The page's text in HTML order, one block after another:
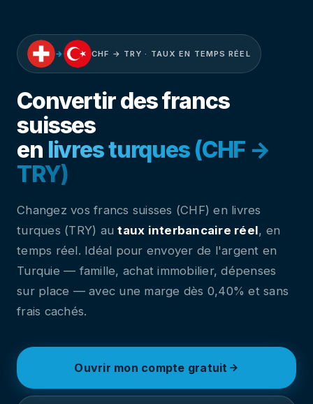
→ CHF → TRY · TAUX EN TEMPS RÉEL
Convertir des francs
suisses
en livres turques (CHF →
TRY)
Changez vos francs suisses (CHF) en livres
turques (TRY) autaux interbancaire réel, en
temps réel. Idéal pour envoyer de l'argent en
Turquie — famille, achat immobilier, dépenses
sur place — avec une marge dès 0,40% et sans
frais cachés.
Ouvrir mon compte gratuit